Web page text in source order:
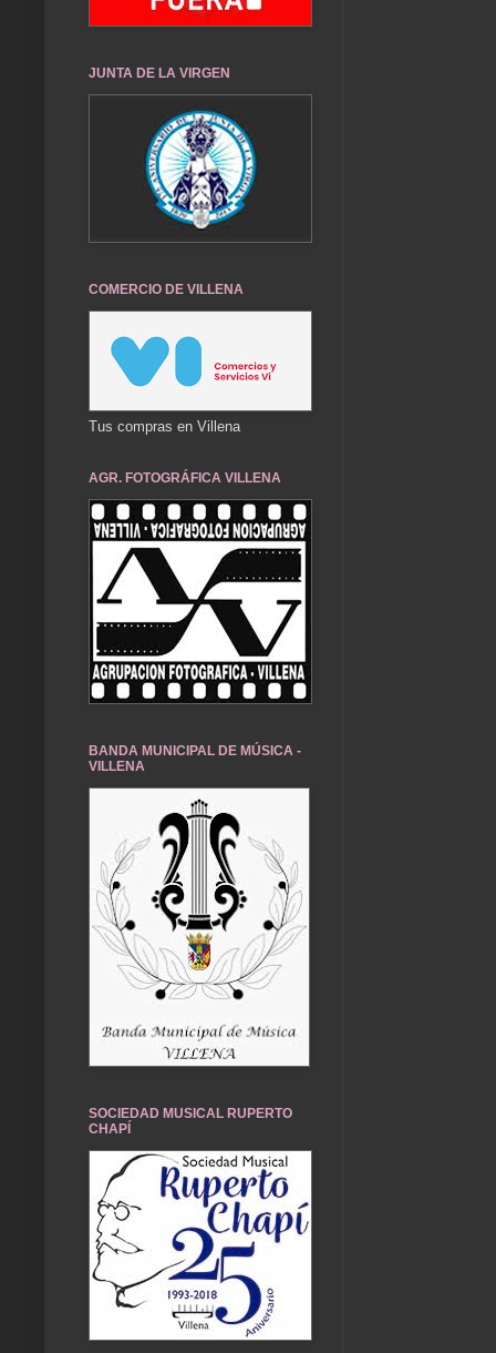
JUNTA DE LA VIRGEN
COMERCIO DE VILLENA
Tus compras en Villena
AGR. FOTOGRÁFICA VILLENA
BANDA MUNICIPAL DE MÚSICA -
VILLENA
SOCIEDAD MUSICAL RUPERTO
CHAPÍ